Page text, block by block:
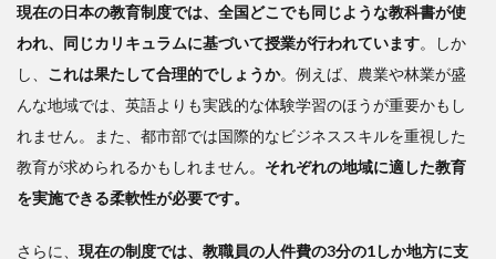
現在の日本の教育制度では、全国どこでも同じような教科書が使
われ、同じカリキュラムに基づいて授業が行われています。しか
し、 これは果たして合理的でしょうか。例えば、農業や林業が盛
んな地域では、英語よりも実践的な体験学習のほうが重要かもし
れません。また、都市部では国際的なビジネススキルを重視した
教育が求められるかもしれません。 それぞれの地域に適した教育
を実施できる柔軟性が必要です。
さらに、 現在の制度では、教職員の人件費の3分の1しか地方に支